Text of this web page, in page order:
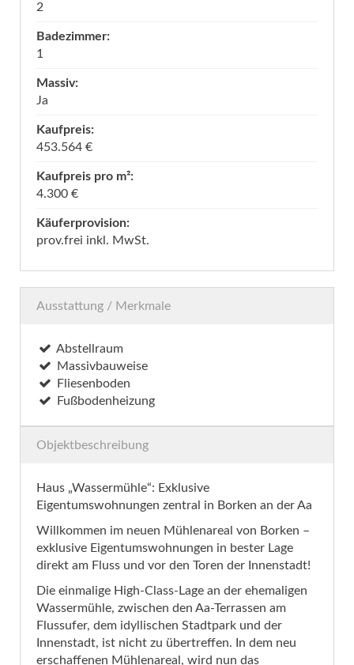
2
Badezimmer:
1
Massiv:
Ja
Kaufpreis:
453.564 €
Kaufpreis pro m²:
4.300 €
Käuferprovision:
prov.frei inkl. MwSt.
Ausstattung / Merkmale
Abstellraum
Massivbauweise
Fliesenboden
Fußbodenheizung
Objektbeschreibung
Haus „Wassermühle“: Exklusive
Eigentumswohnungen zentral in Borken an der Aa
Willkommen im neuen Mühlenareal von Borken –
exklusive Eigentumswohnungen in bester Lage
direkt am Fluss und vor den Toren der Innenstadt!
Die einmalige High-Class-Lage an der ehemaligen
Wassermühle, zwischen den Aa-Terrassen am
Flussufer, dem idyllischen Stadtpark und der
Innenstadt, ist nicht zu übertreffen. In dem neu
erschaffenen Mühlenareal, wird nun das